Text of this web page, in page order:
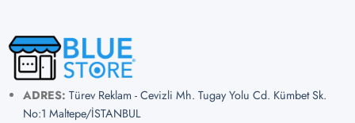
ADRES: Türev Reklam - Cevizli Mh. Tugay Yolu Cd. Kümbet Sk.
No:1 Maltepe/İSTANBUL